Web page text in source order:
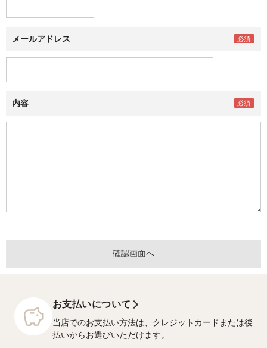
メールアドレス
内容
お支払いについて
当店でのお支払い方法は、クレジットカードまたは後
払いからお選びいただけます。